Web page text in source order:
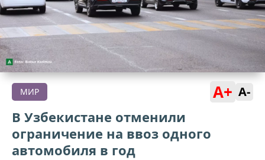
МИР A+ A-
В Узбекистане отменили
ограничение на ввоз одного
автомобиля в год